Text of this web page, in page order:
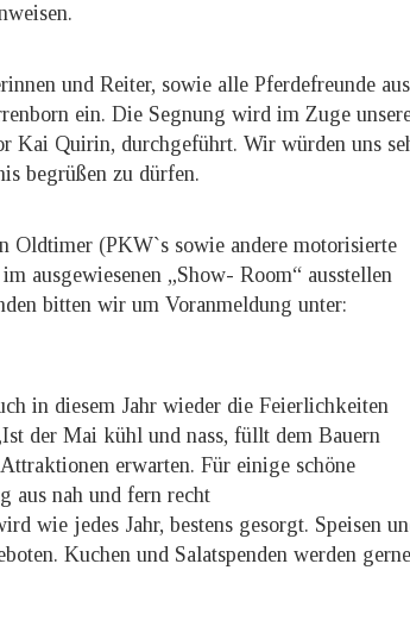
und Reiter, sowie alle Pferdefreunde aus
ein. Die Segnung wird im Zuge
Kai Quirin, durchgeführt. Wir würden uns
begrüßen zu dürfen.
Oldtimer (PKW`s sowie andere motorisierte
ausgewiesenen „Show- Room“ ausstellen
bitten wir um Voranmeldung unter:
in diesem Jahr wieder die Feierlichkeiten
der Mai kühl und nass, füllt dem Bauern
erwarten. Für einige schöne
aus nah und fern recht
wie jedes Jahr, bestens gesorgt. Speisen
Kuchen und Salatspenden werden gerne